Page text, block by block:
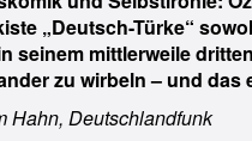
„Deutsch-Türke“
seinem mittlerweile
zu wirbeln – und
Hahn, Deutschlandfunk